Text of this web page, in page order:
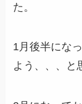
た。
1月後半にな
よう、、、と